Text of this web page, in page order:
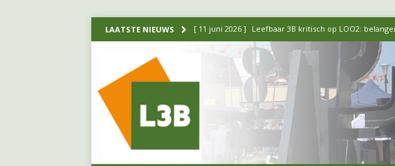
LAATSTE NIEUWS [ 11 juni 2026 ] Leefbaar 3B kritisch op LOO2:
[ 20 mei 2026 ] Leefbaar 3B ondersteunt oproep
luchtalarm niet af! FRACTIE
[ 14 mei 2026 ] Update over de formatie: vacature